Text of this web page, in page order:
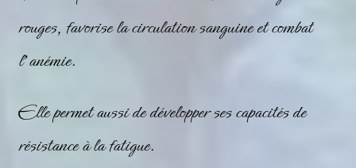
rouges, favorise la circulation sanguine et combat
l’anémie.
Elle permet aussi de développer ses capacités de
résistance à la fatigue.